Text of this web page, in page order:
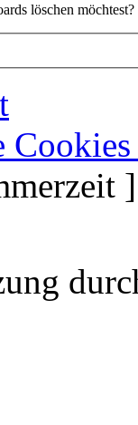
löschen möchtest?
]